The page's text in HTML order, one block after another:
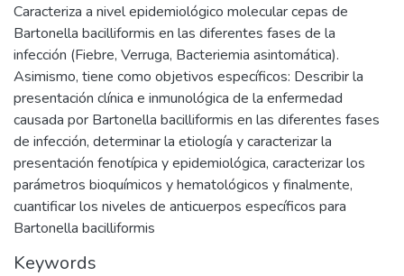
Caracteriza a nivel epidemiológico molecular cepas de
Bartonella bacilliformis en las diferentes fases de la
infección (Fiebre, Verruga, Bacteriemia asintomática).
Asimismo, tiene como objetivos específicos: Describir la
presentación clínica e inmunológica de la enfermedad
causada por Bartonella bacilliformis en las diferentes fases
de infección, determinar la etiología y caracterizar la
presentación fenotípica y epidemiológica, caracterizar los
parámetros bioquímicos y hematológicos y finalmente,
cuantificar los niveles de anticuerpos específicos para
Bartonella bacilliformis
Keywords